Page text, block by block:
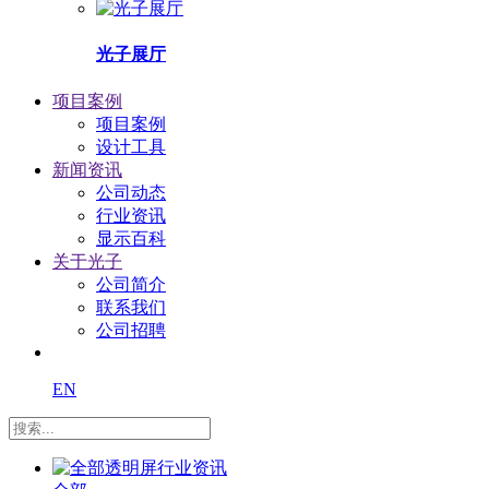
光子展厅
项目案例
项目案例
设计工具
新闻资讯
公司动态
行业资讯
显示百科
关于光子
公司简介
联系我们
公司招聘
EN